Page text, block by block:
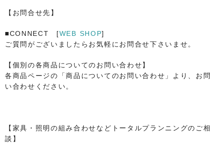
【お問合せ先】
■CONNECT [WEB SHOP]
ご質問がございましたらお気軽にお問合せ下さいませ。
【個別の各商品についてのお問い合わせ】
各商品ページの「商品についてのお問い合わせ」より、お問
い合わせください。
【家具・照明の組み合わせなどトータルプランニングのご相
談】